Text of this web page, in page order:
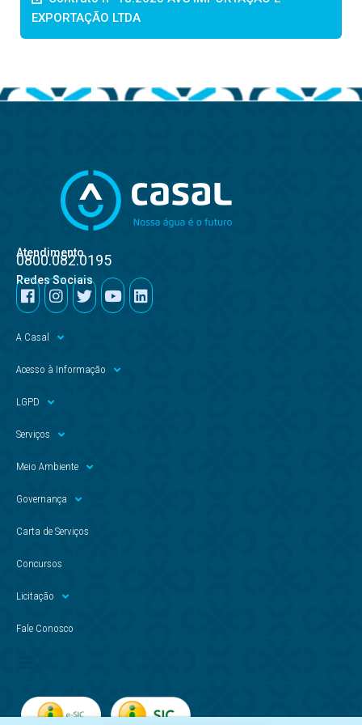
EXPORTAÇÃO LTDA
Atendimento
0800.082.0195
Redes Sociais
A Casal
Acesso à Informação
LGPD
Serviços
Meio Ambiente
Governança
Carta de Serviços
Concursos
Licitação
Fale Conosco